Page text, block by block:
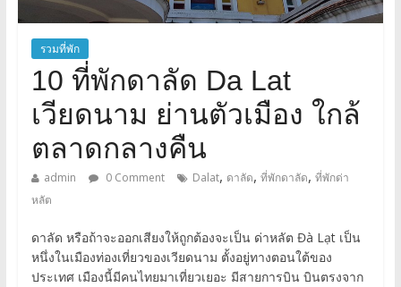
รวมที่พัก
10 ที่พักดาลัด Da Lat
เวียดนาม ย่านตัวเมือง ใกล้
ตลาดกลางคืน
admin 0 Comment Dalat, ดาลัด, ที่พักดาลัด, ที่พักด่า
หลัต
ดาลัด หรือถ้าจะออกเสียงให้ถูกต้องจะเป็น ด่าหลัต Đà Lạt เป็น
หนึ่งในเมืองท่องเที่ยวของเวียดนาม ตั้งอยู่ทางตอนใต้ของ
ประเทศ เมืองนี้มีคนไทยมาเที่ยวเยอะ มีสายการบิน บินตรงจาก